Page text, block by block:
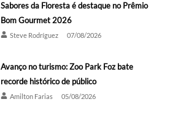
Sabores da Floresta é destaque no Prêmio
Bom Gourmet 2026
Steve Rodríguez 07/08/2026
Avanço no turismo: Zoo Park Foz bate
recorde histórico de público
Amilton Farias 05/08/2026